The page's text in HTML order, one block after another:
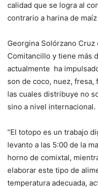
calidad que se logra al
contrario a harina de
Georgina Solórzano
Comitancillo y tiene más
actualmente ha
son de coco, nuez,
las cuales distribuye no
sino a nivel internacional.
“El totopo es un trabajo
levanto a las 5:00 de la
horno de comixtal,
elaborar este tipo de
temperatura adecuada,